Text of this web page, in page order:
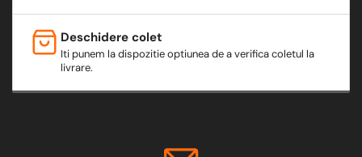
Deschidere colet
Iti punem la dispozitie optiunea de a verifica coletul la
livrare.